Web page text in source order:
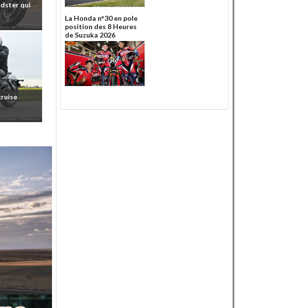
qui
La Honda n°30 en pole
position des 8 Heures
de Suzuka 2026